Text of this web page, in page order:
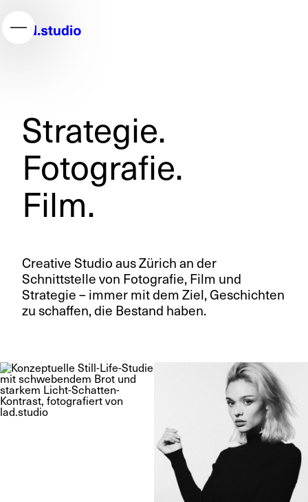
Strategie.
Fotografie.
Film.
Creative Studio aus Zürich an der
Schnittstelle von Fotografie, Film und
Strategie – immer mit dem Ziel, Geschichten
zu schaffen, die Bestand haben.